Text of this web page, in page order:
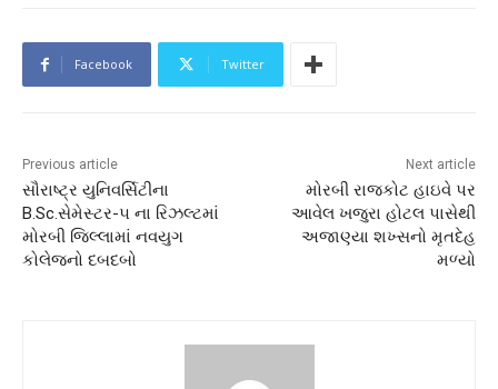
Facebook Twitter
Previous article
સૌરાષ્ટ્ર યુનિવર્સિટીના
B.Sc.સેમેસ્ટર-૫ ના રિઝલ્ટમાં
મોરબી જિલ્લામાં નવયુગ
કોલેજનો દબદબો
Next article
મોરબી રાજકોટ હાઇવે પર
આવેલ ખજુરા હોટલ પાસેથી
અજાણ્યા શખ્સનો મૃતદેહ
મળ્યો